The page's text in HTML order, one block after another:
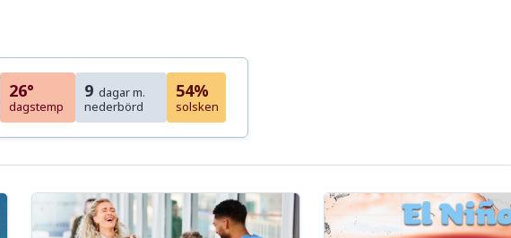
26°
dagstemp
9 dagar m.
nederbörd
54%
solsken